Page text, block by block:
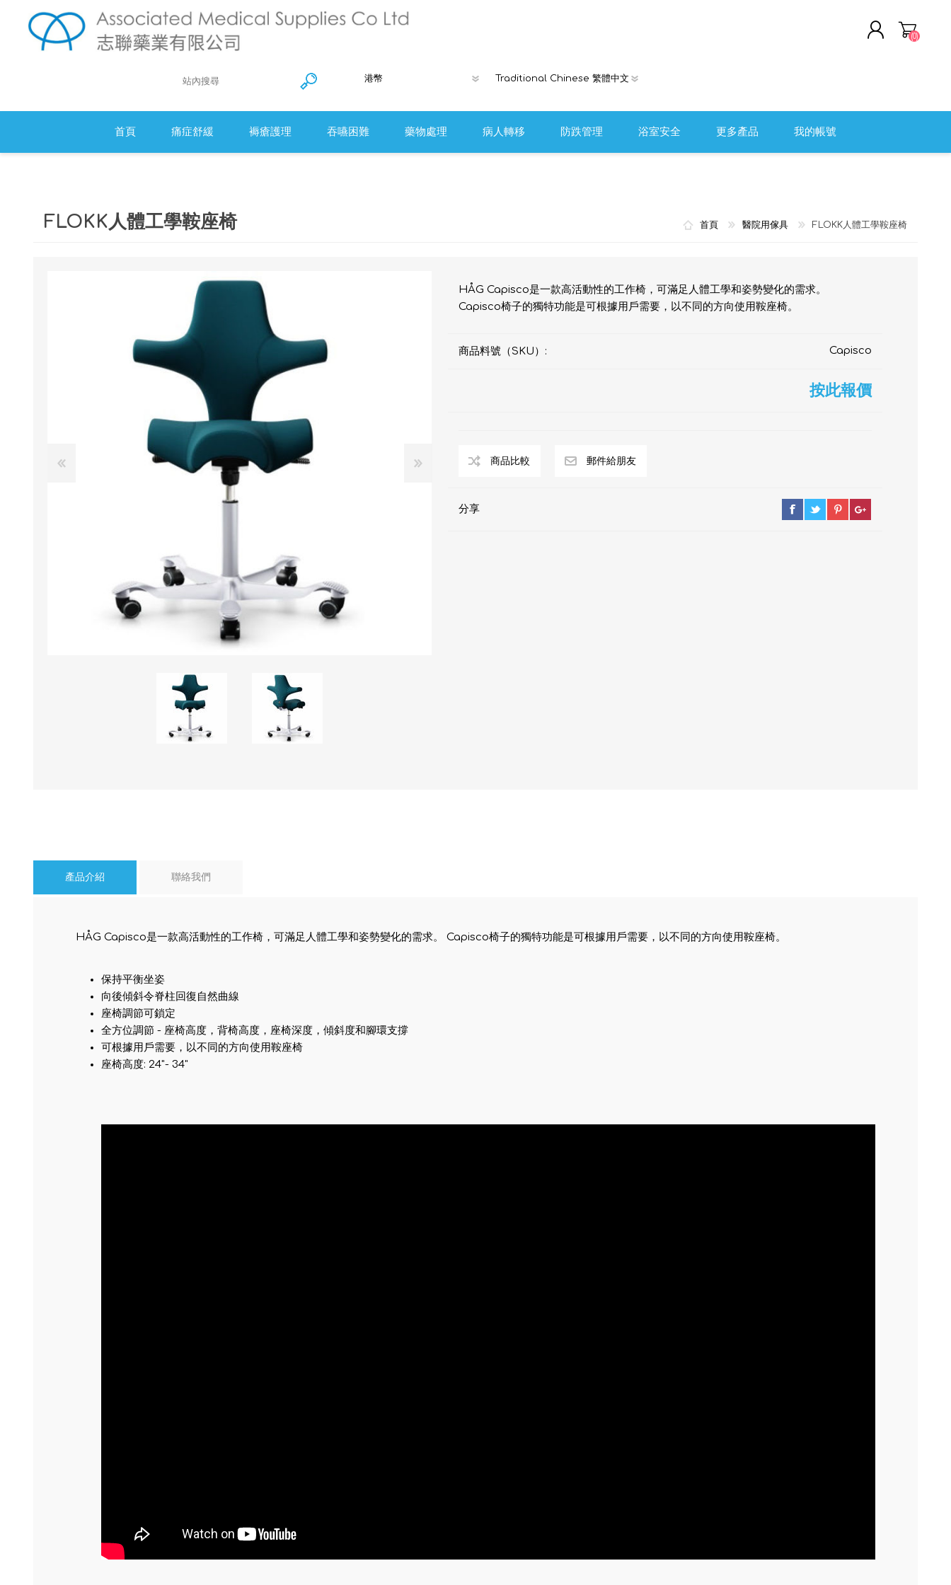
(0)
首頁 痛症舒緩 褥瘡護理 吞嚥困難 藥物處理 病人轉移 防跌管理 浴室安全 更多產品
醫院用傢具
傷口護理及評估
我的帳號
首頁 醫院用傢具 FLOKK人體工學鞍座椅
FLOKK人體工學鞍座椅
HÅG Capisco是一款高活動性的工作椅，可滿足人體工學和姿勢變化的需求。
Capisco椅子的獨特功能是可根據用戶需要，以不同的方向使用鞍座椅。
商品料號（SKU）: Capisco
按此報價
分享
產品介紹 聯絡我們
HÅG Capisco是一款高活動性的工作椅，可滿足人體工學和姿勢變化的需求。 Capisco椅子的獨特功能是可根據用戶需要，以不同的方向使用鞍座椅。
保持平衡坐姿
向後傾斜令脊柱回復自然曲線
座椅調節可鎖定
全方位調節 - 座椅高度，背椅高度，座椅深度，傾斜度和腳環支撐
可根據用戶需要，以不同的方向使用鞍座椅
座椅高度: 24"- 34"